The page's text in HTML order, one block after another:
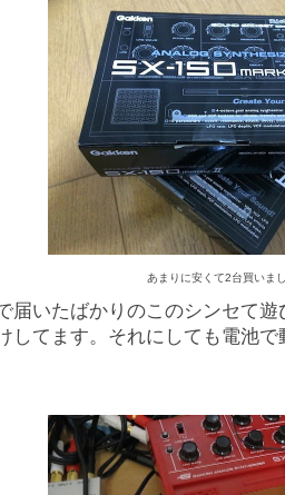
あまりに安くて2台買いま
届いたばかりのこのシンセて
してます。それにしても電池